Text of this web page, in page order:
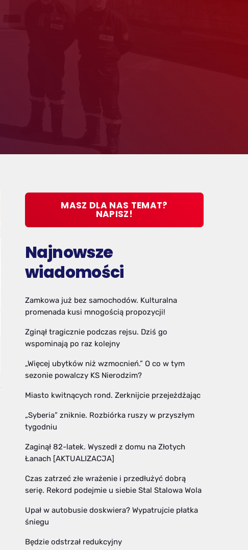
MASZ DLA NAS TEMAT?
NAPISZ!
Najnowsze
wiadomości
Zamkowa już bez samochodów. Kulturalna
promenada kusi mnogością propozycji!
Zginął tragicznie podczas rejsu. Dziś go
wspominają po raz kolejny
„Więcej ubytków niż wzmocnień.” O co w tym
sezonie powalczy KS Nierodzim?
Miasto kwitnących rond. Zerknijcie przejeżdżając
„Syberia” zniknie. Rozbiórka ruszy w przyszłym
tygodniu
Zaginął 82-latek. Wyszedł z domu na Złotych
Łanach [AKTUALIZACJA]
Czas zatrzeć złe wrażenie i przedłużyć dobrą
serię. Rekord podejmie u siebie Stal Stalowa Wola
Upał w autobusie doskwiera? Wypatrujcie płatka
śniegu
Będzie odstrzał redukcyjny